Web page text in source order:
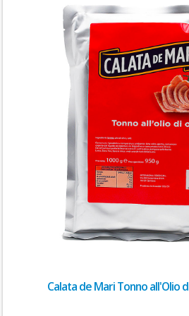
Calata de Mari Tonno all'Olio